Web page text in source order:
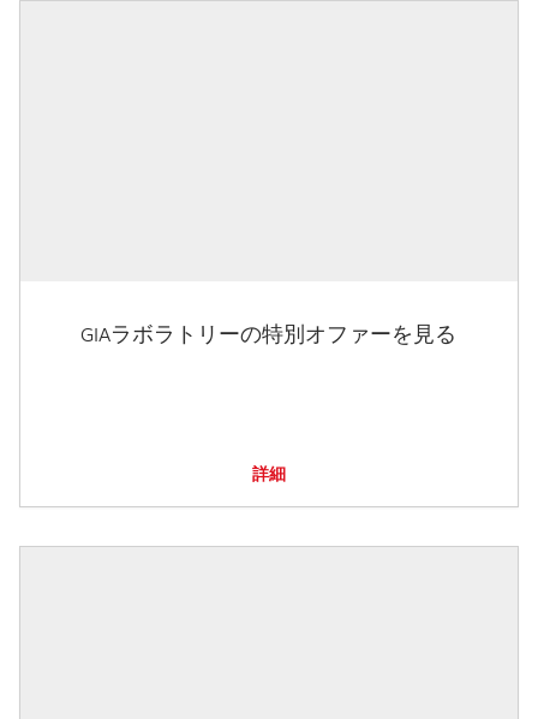
GIAラボラトリーの特別オファーを見る
詳細